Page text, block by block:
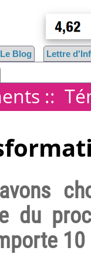
::
du
10
Le Blog Lettre